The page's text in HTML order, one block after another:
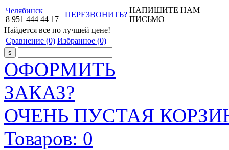
Челябинск
8 951 444 44 17
ПЕРЕЗВОНИТЬ?
НАПИШИТЕ НАМ
ПИСЬМО
Найдется все по лучшей цене!
Сравнение (0) Избранное (0)
ОФОРМИТЬ
ЗАКАЗ?
ОЧЕНЬ ПУСТАЯ
Товаров: 0